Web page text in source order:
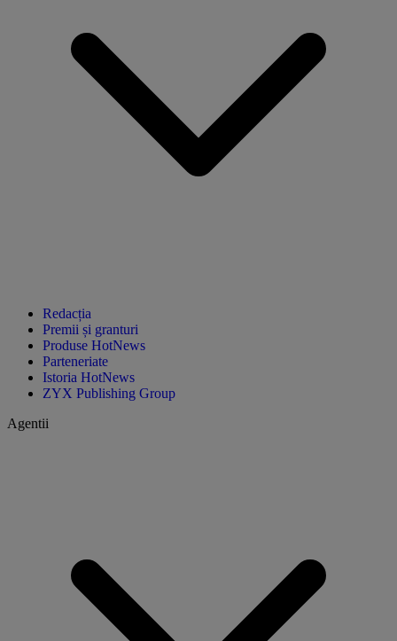
Redacția
Premii și granturi
Produse HotNews
Parteneriate
Istoria HotNews
ZYX Publishing Group
Agentii